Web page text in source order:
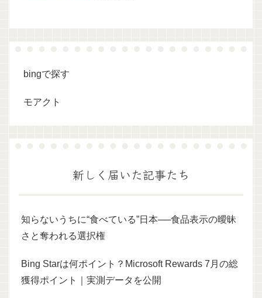
bingで探す
モアクト
新しく届いた記事たち
知らないうちに“食べている”日本──食品表示の曖昧
さと奪われる選択権
Bing Starは何ポイント？Microsoft Rewards 7月の総
獲得ポイント｜実測データを公開